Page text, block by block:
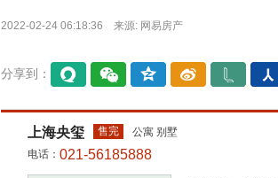
2022-02-24 06:18:36 来源: 网易房产
分享到：
间
上海央玺 售完
公寓 别墅
电话： 021-56185888